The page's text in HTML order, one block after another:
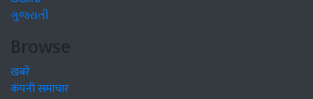
ગુજરાતી
Browse
खबरें
कंपनी समाचार